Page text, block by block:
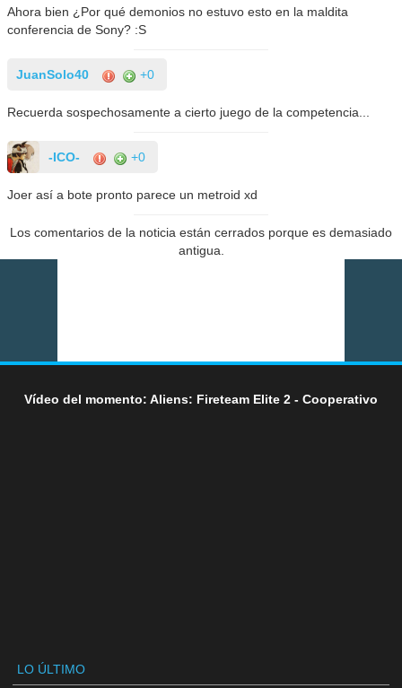
Ahora bien ¿Por qué demonios no estuvo esto en la maldita
conferencia de Sony? :S
JuanSolo40 +0
Recuerda sospechosamente a cierto juego de la competencia...
-ICO- +0
Joer así a bote pronto parece un metroid xd
Los comentarios de la noticia están cerrados porque es demasiado
antigua.
Vídeo del momento: Aliens: Fireteam Elite 2 - Cooperativo
LO ÚLTIMO